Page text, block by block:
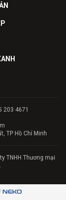
203 4671
TP Hồ Chí Minh
TNHH Thương mại
NEKO